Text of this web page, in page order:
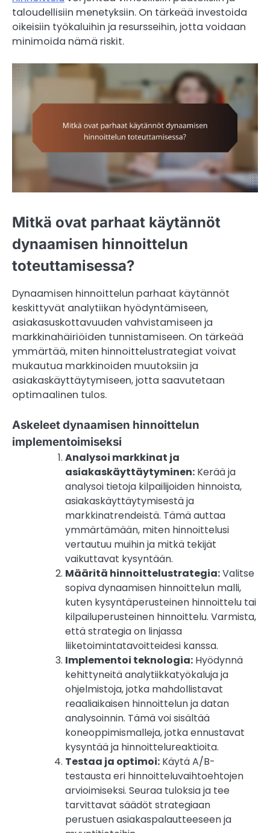
taloudellisiin menetyksiin. On tärkeää investoida
oikeisiin työkaluihin ja resursseihin, jotta voidaan
minimoida nämä riskit.
Mitkä ovat parhaat käytännöt
dynaamisen hinnoittelun
toteuttamisessa?
Dynaamisen hinnoittelun parhaat käytännöt
keskittyvät analytiikan hyödyntämiseen,
asiakasuskottavuuden vahvistamiseen ja
markkinahäiriöiden tunnistamiseen. On tärkeää
ymmärtää, miten hinnoittelustrategiat voivat
mukautua markkinoiden muutoksiin ja
asiakaskäyttäytymiseen, jotta saavutetaan
optimaalinen tulos.
Askeleet dynaamisen hinnoittelun
implementoimiseksi
Analysoi markkinat ja
asiakaskäyttäytyminen: Kerää ja
analysoi tietoja kilpailijoiden hinnoista,
asiakaskäyttäytymisestä ja
markkinatrendeistä. Tämä auttaa
ymmärtämään, miten hinnoittelusi
vertautuu muihin ja mitkä tekijät
vaikuttavat kysyntään.
Määritä hinnoittelustrategia:Valitse
sopiva dynaamisen hinnoittelun malli,
kuten kysyntäperusteinen hinnoittelu tai
kilpailuperusteinen hinnoittelu. Varmista,
että strategia on linjassa
liiketoimintatavoitteidesi kanssa.
Implementoi teknologia: Hyödynnä
kehittyneitä analytiikkatyökaluja ja
ohjelmistoja, jotka mahdollistavat
reaaliaikaisen hinnoittelun ja datan
analysoinnin. Tämä voi sisältää
koneoppimismalleja, jotka ennustavat
kysyntää ja hinnoittelureaktioita.
Testaa ja optimoi: Käytä A/B-
testausta eri hinnoitteluvaihtoehtojen
arvioimiseksi. Seuraa tuloksia ja tee
tarvittavat säädöt strategiaan
perustuen asiakaspalautteeseen ja